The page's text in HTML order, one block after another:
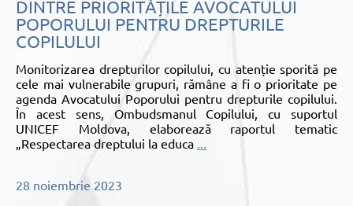
DINTRE PRIORITĂȚILE AVOCATULUI
POPORULUI PENTRU DREPTURILE
COPILULUI
Monitorizarea drepturilor copilului, cu atenție sporită pe
cele mai vulnerabile grupuri, rămâne a fi o prioritate pe
agenda Avocatului Poporului pentru drepturile copilului.
În acest sens, Ombudsmanul Copilului, cu suportul
UNICEF Moldova, elaborează raportul tematic
„Respectarea dreptului la educa
28 noiembrie 2023